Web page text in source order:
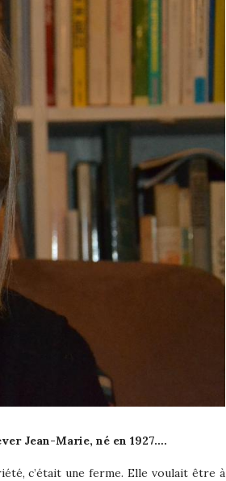
Jean-Marie, né en 1927….
c’était une ferme. Elle voulait être à